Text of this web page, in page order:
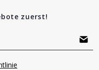
zuerst!